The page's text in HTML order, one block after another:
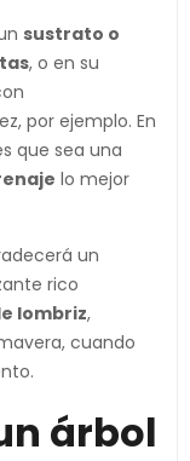
sustrato o
, o en su
por ejemplo. En
que sea una
lo mejor
un
rico
lombriz,
cuando
árbol